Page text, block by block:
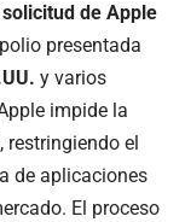
de Apple
presentada
y varios
impide la
el
de aplicaciones
El proceso